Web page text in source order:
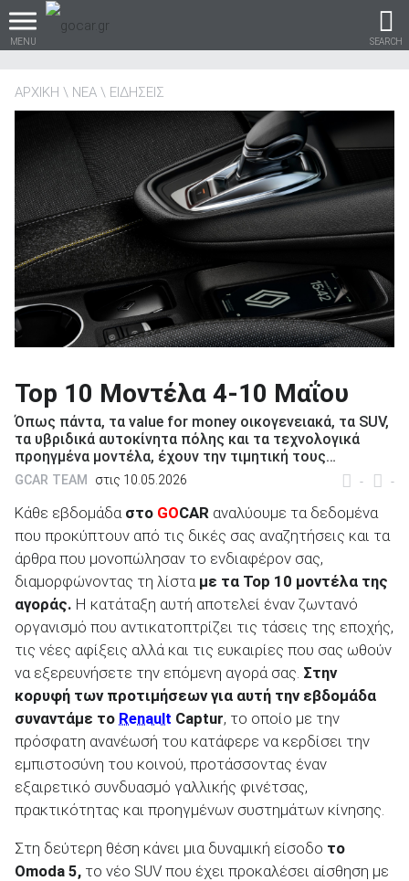
MENU SEARCH
Βρες τα πάντα για το
αυτοκίνητο!
βρες το!
Καινούρια
ΑΝΑΖΗΤΗΣΗ
Μεταχειρισμένα
ΑΝΑΖΗΤΗΣΗ
Επιχειρήσεις
ΑΡΧΙΚΗ ΝΕΑ ΕΙΔΗΣΕΙΣ
Top 10 Μοντέλα 4-10 Μαΐου
Όπως πάντα, τα value for money οικογενειακά, τα SUV,
τα υβριδικά αυτοκίνητα πόλης και τα τεχνολογικά
προηγμένα μοντέλα, έχουν την τιμητική τους…
- -
GCAR TEAM στις 10.05.2026
Κάθε εβδομάδα στο GOCAR αναλύουμε τα δεδομένα
που προκύπτουν από τις δικές σας αναζητήσεις και τα
άρθρα που μονοπώλησαν το ενδιαφέρον σας,
διαμορφώνοντας τη λίστα με τα Top 10 μοντέλα της
αγοράς. Η κατάταξη αυτή αποτελεί έναν ζωντανό
οργανισμό που αντικατοπτρίζει τις τάσεις της εποχής,
τις νέες αφίξεις αλλά και τις ευκαιρίες που σας ωθούν
να εξερευνήσετε την επόμενη αγορά σας. Στην
κορυφή των προτιμήσεων για αυτή την εβδομάδα
συναντάμε το Renault Captur, το οποίο με την
πρόσφατη ανανέωσή του κατάφερε να κερδίσει την
εμπιστοσύνη του κοινού, προτάσσοντας έναν
εξαιρετικό συνδυασμό γαλλικής φινέτσας,
πρακτικότητας και προηγμένων συστημάτων κίνησης.
Στη δεύτερη θέση κάνει μια δυναμική είσοδο το
Omoda 5, το νέο SUV που έχει προκαλέσει αίσθηση με